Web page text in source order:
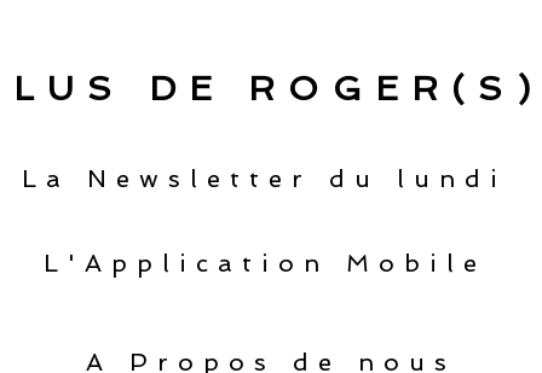
DE
La Newsletter du lundi
L'Application Mobile
A Propos de nous